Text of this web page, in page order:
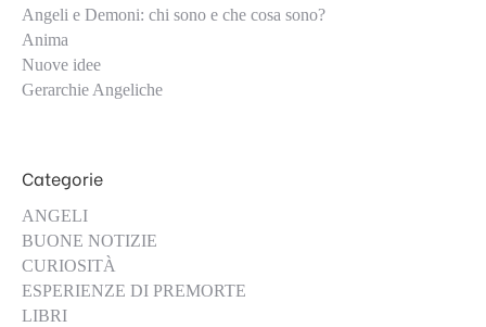
Angeli e Demoni: chi sono e che cosa sono?
Anima
Nuove idee
Gerarchie Angeliche
Categorie
ANGELI
BUONE NOTIZIE
CURIOSITÀ
ESPERIENZE DI PREMORTE
LIBRI